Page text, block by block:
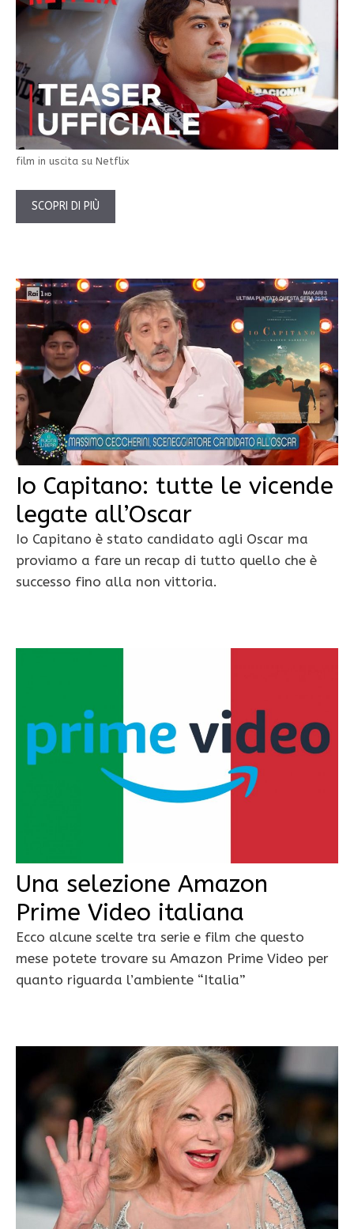
film in uscita su Netflix
SCOPRI DI PIÙ
Io Capitano: tutte le vicende
legate all’Oscar
Io Capitano è stato candidato agli Oscar ma
proviamo a fare un recap di tutto quello che è
successo fino alla non vittoria.
Una selezione Amazon
Prime Video italiana
Ecco alcune scelte tra serie e film che questo
mese potete trovare su Amazon Prime Video per
quanto riguarda l’ambiente “Italia”